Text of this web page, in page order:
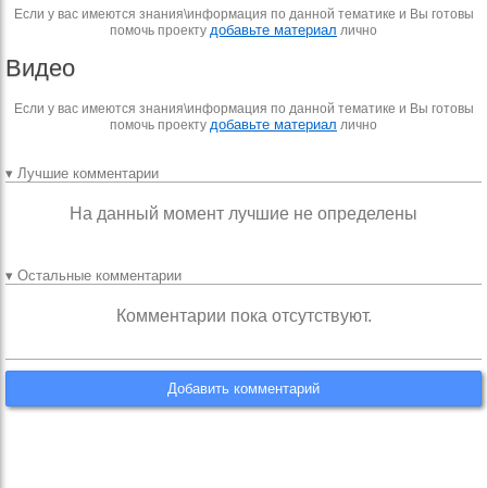
Если у вас имеются знания\информация по данной тематике и Вы готовы
помочь проекту добавьте материал лично
Видео
Если у вас имеются знания\информация по данной тематике и Вы готовы
помочь проекту добавьте материал лично
▾ Лучшие комментарии
На данный момент лучшие не определены
▾ Остальные комментарии
Комментарии пока отсутствуют.
Добавить комментарий